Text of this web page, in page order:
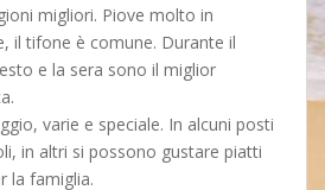
migliori. Piove molto in
il tifone è comune. Durante il
e la sera sono il miglior
varie e speciale. In alcuni posti
in altri si possono gustare piatti
la famiglia.